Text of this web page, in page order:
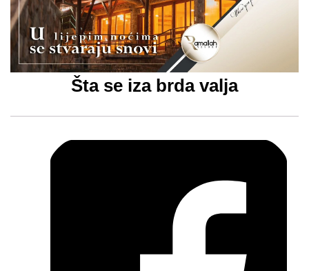
Šta se iza brda valja